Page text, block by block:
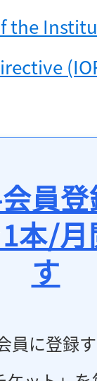
the
員
本/
す
員に登録